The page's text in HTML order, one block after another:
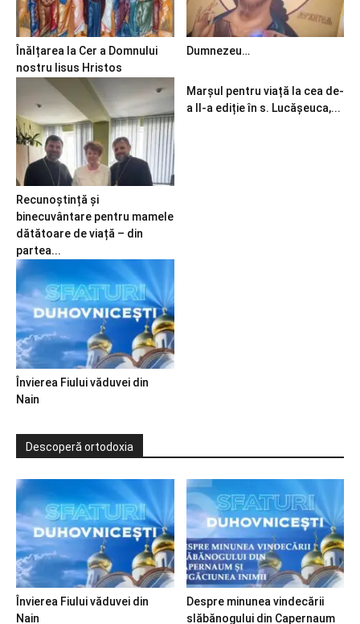
Înălțarea la Cer a Domnului
nostru Iisus Hristos
Dumnezeu…
Recunoștință și
binecuvântare pentru mamele
dătătoare de viață – din
partea...
Marșul pentru viață la cea de-
a II-a ediție în s. Lucășeuca,...
Învierea Fiului văduvei din
Nain
Descoperă ortodoxia
Învierea Fiului văduvei din
Nain
Despre minunea vindecării
slăbănogului din Capernaum